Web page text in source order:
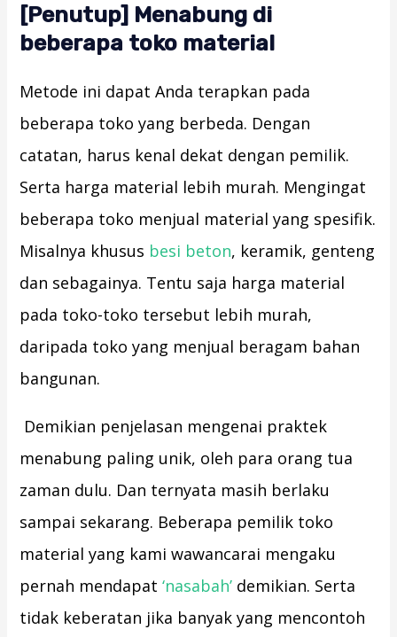
[Penutup] Menabung di
beberapa toko material
Metode ini dapat Anda terapkan pada
beberapa toko yang berbeda. Dengan
catatan, harus kenal dekat dengan pemilik.
Serta harga material lebih murah. Mengingat
beberapa toko menjual material yang spesifik.
Misalnya khusus besi beton, keramik, genteng
dan sebagainya. Tentu saja harga material
pada toko-toko tersebut lebih murah,
daripada toko yang menjual beragam bahan
bangunan.
Demikian penjelasan mengenai praktek
menabung paling unik, oleh para orang tua
zaman dulu. Dan ternyata masih berlaku
sampai sekarang. Beberapa pemilik toko
material yang kami wawancarai mengaku
pernah mendapat‘nasabah’ demikian. Serta
tidak keberatan jika banyak yang mencontoh